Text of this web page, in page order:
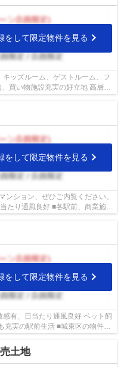
をして限定物件を見る
ッズルーム、ゲストルーム、フ
買い物施設充実の好立地 高層階
をして限定物件を見る
ション、ぜひご内覧ください。
たり通風良好 ■各駅前、商業施
をして限定物件を見る
有、日当たり通風良好 ペット飼
実の駅前生活 ■城東区の物件情
土地